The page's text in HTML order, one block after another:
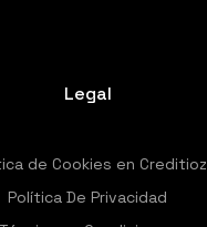
Legal
de Cookies en Creditioz
Política De Privacidad